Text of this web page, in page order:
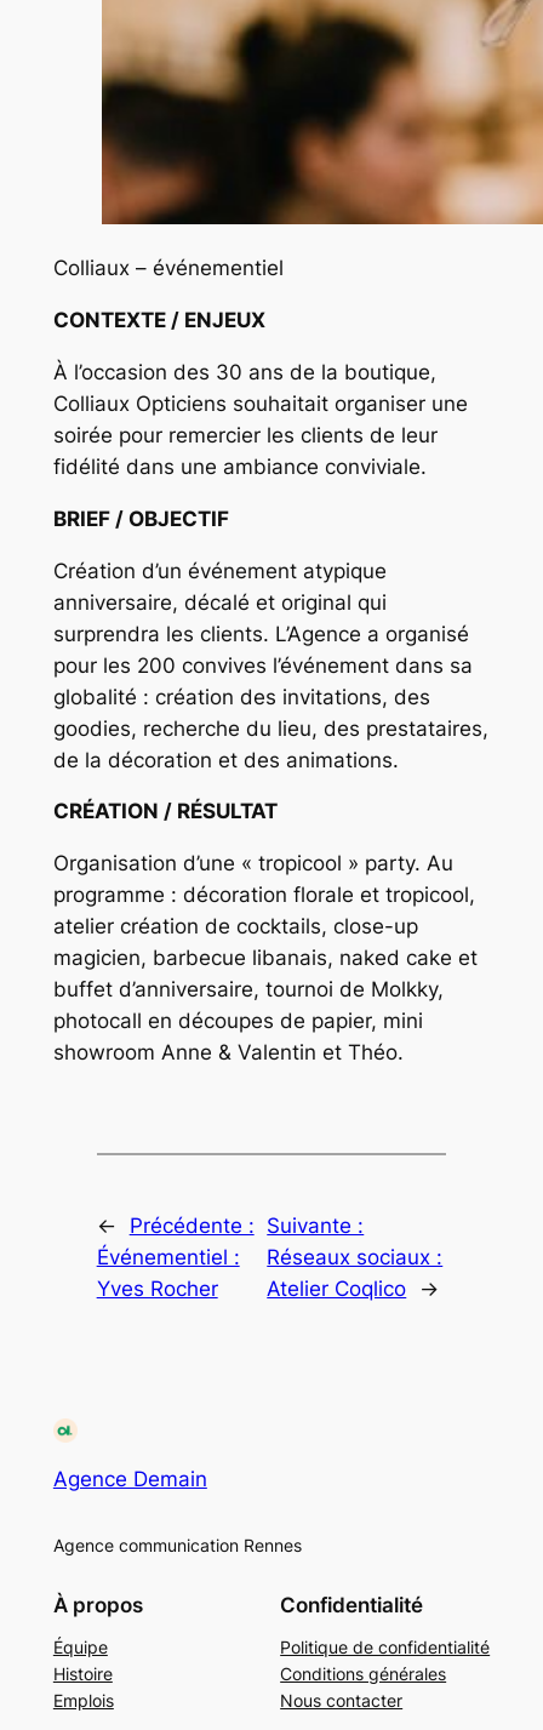
Colliaux – événementiel
CONTEXTE / ENJEUX
À l’occasion des 30 ans de la boutique,
Colliaux Opticiens souhaitait organiser une
soirée pour remercier les clients de leur
fidélité dans une ambiance conviviale.
BRIEF / OBJECTIF
Création d’un événement atypique
anniversaire, décalé et original qui
surprendra les clients. L’Agence a organisé
pour les 200 convives l’événement dans sa
globalité : création des invitations, des
goodies, recherche du lieu, des prestataires,
de la décoration et des animations.
CRÉATION / RÉSULTAT
Organisation d’une « tropicool » party. Au
programme : décoration florale et tropicool,
atelier création de cocktails, close-up
magicien, barbecue libanais, naked cake et
buffet d’anniversaire, tournoi de Molkky,
photocall en découpes de papier, mini
showroom Anne & Valentin et Théo.
←
Précédente :
Événementiel :
Yves Rocher
Suivante :
Réseaux sociaux :
Atelier Coqlico
→
Agence Demain
Agence communication Rennes
À propos
Équipe
Histoire
Emplois
Confidentialité
Politique de confidentialité
Conditions générales
Nous contacter